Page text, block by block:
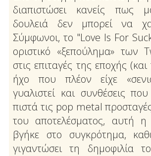
διαπιστώσει κανείς πως
δουλειά δεν μπορεί να
Σύμφωνοι, το "Love Is For
οριστικό «ξεπούλημα» των
στις επιταγές της εποχής
ήχο που πλέον είχε
γυαλιστεί και συνθέσεις
πιστά τις pop metal
του αποτελέσματος, αυτή
βγήκε στο συγκρότημα,
γιγαντώσει τη δημοφιλία